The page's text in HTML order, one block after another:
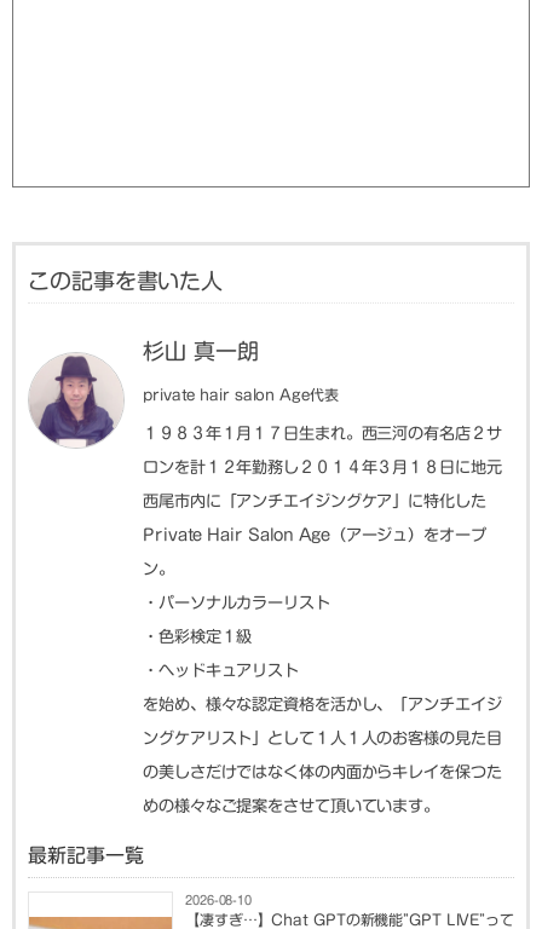
この記事を書いた人
杉山 真一朗
private hair salon Age代表
１９８３年１月１７日生まれ。西三河の有名店２サ
ロンを計１２年勤務し２０１４年３月１８日に地元
西尾市内に「アンチエイジングケア」に特化した
Private Hair Salon Age（アージュ）をオープ
ン。
・パーソナルカラーリスト
・色彩検定１級
・ヘッドキュアリスト
を始め、様々な認定資格を活かし、「アンチエイジ
ングケアリスト」として１人１人のお客様の見た目
の美しさだけではなく体の内面からキレイを保つた
めの様々なご提案をさせて頂いています。
最新記事一覧
2026-08-10
【凄すぎ…】Chat GPTの新機能”GPT LIVE”って